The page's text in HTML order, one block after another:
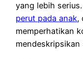
yang lebih
perut pada anak,
memperhatikan